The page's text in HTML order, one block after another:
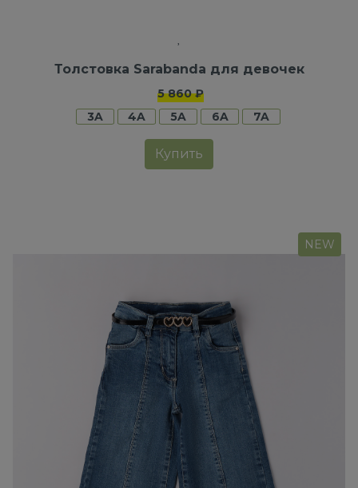
Толстовка Sarabanda для девочек
5 860 ₽
3A
4A 5A 6A 7A
Купить
NEW